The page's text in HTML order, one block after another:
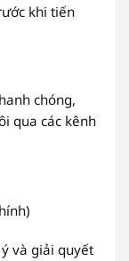
khi tiến
chóng,
qua các kênh
và giải quyết